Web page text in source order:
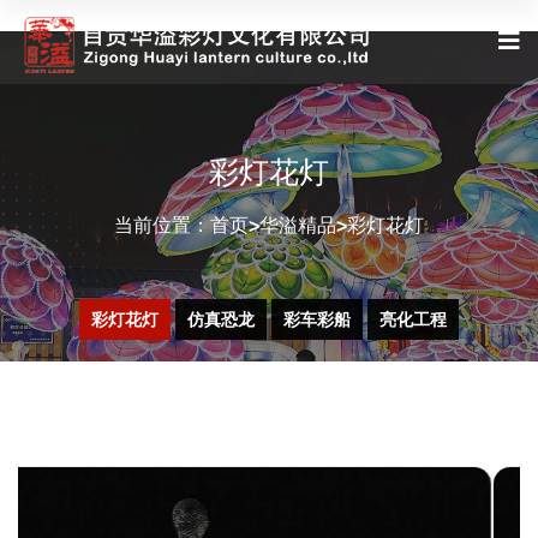
彩灯花灯
当前位置：首页>华溢精品>彩灯花灯
彩灯花灯 仿真恐龙 彩车彩船 亮化工程